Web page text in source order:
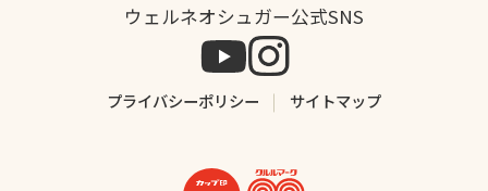
ウェルネオシュガー公式SNS
プライバシーポリシー サイトマップ